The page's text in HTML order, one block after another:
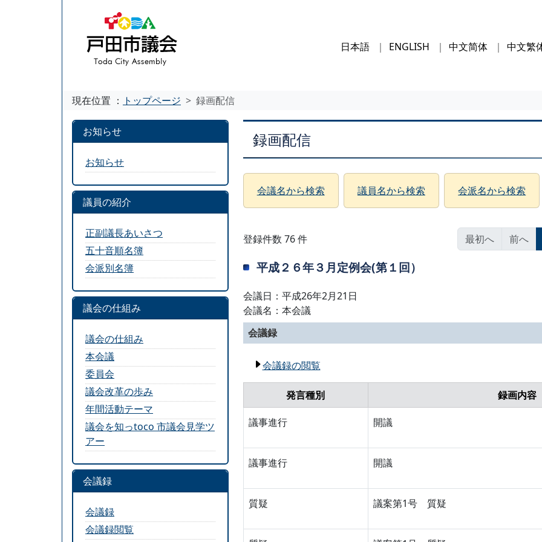
日本語 ENGLISH 中文简体 中文繁
現在位置 ： トップページ 録画配信
録画配信
会議名から検索 議員名から検索 会派名から検索
登録件数 76 件 最初へ 前へ
平成２６年３月定例会(第１回）
会議日：平成26年2月21日
会議名：本会議
会議録
会議録の閲覧
発言種別 録画内容
議事進行 開議
議事進行 開議
質疑 議案第1号 質疑
お知らせ
お知らせ
議員の紹介
正副議長あいさつ
五十音順名簿
会派別名簿
議会の仕組み
議会の仕組み
本会議
委員会
議会改革の歩み
年間活動テーマ
議会を知っtoco 市議会見学ツ
アー
会議録
会議録
会議録閲覧